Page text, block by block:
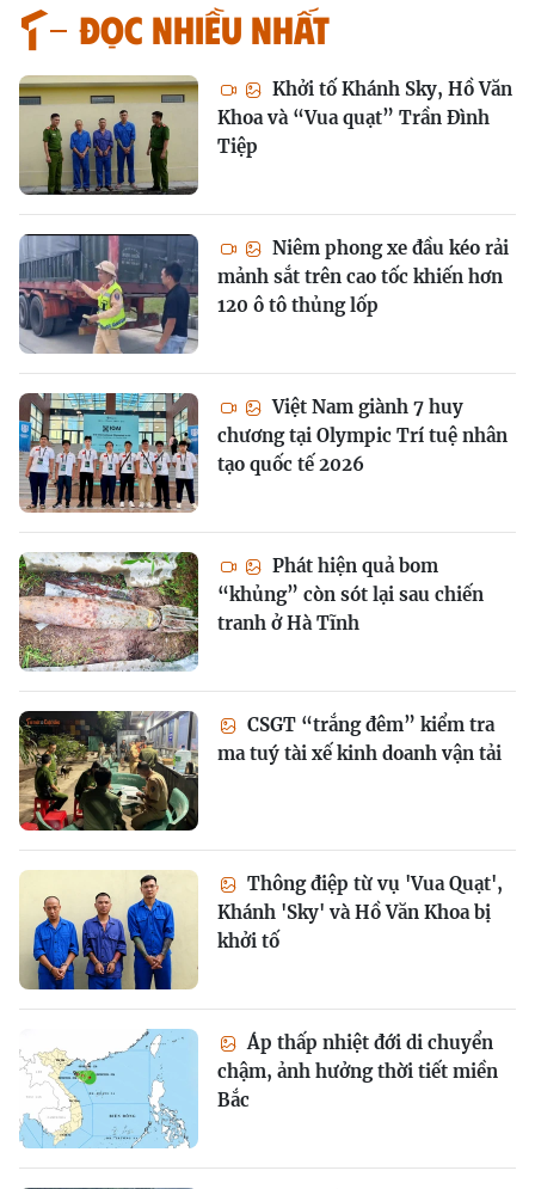
Đọc nhiều nhất
Khởi tố Khánh Sky, Hồ Văn
Khoa và “Vua quạt” Trần Đình
Tiệp
Niêm phong xe đầu kéo rải
mảnh sắt trên cao tốc khiến hơn
120 ô tô thủng lốp
Việt Nam giành 7 huy
chương tại Olympic Trí tuệ nhân
tạo quốc tế 2026
Phát hiện quả bom
“khủng” còn sót lại sau chiến
tranh ở Hà Tĩnh
CSGT “trắng đêm” kiểm tra
ma tuý tài xế kinh doanh vận tải
Thông điệp từ vụ 'Vua Quạt',
Khánh 'Sky' và Hồ Văn Khoa bị
khởi tố
Áp thấp nhiệt đới di chuyển
chậm, ảnh hưởng thời tiết miền
Bắc